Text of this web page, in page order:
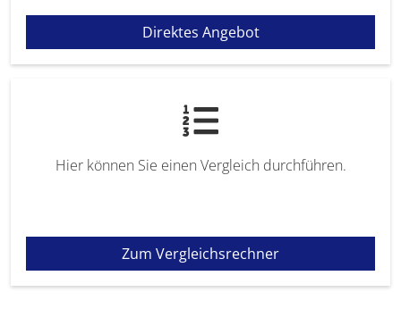
Direktes Angebot
Hier können Sie einen Vergleich durchführen.
Zum Vergleichsrechner